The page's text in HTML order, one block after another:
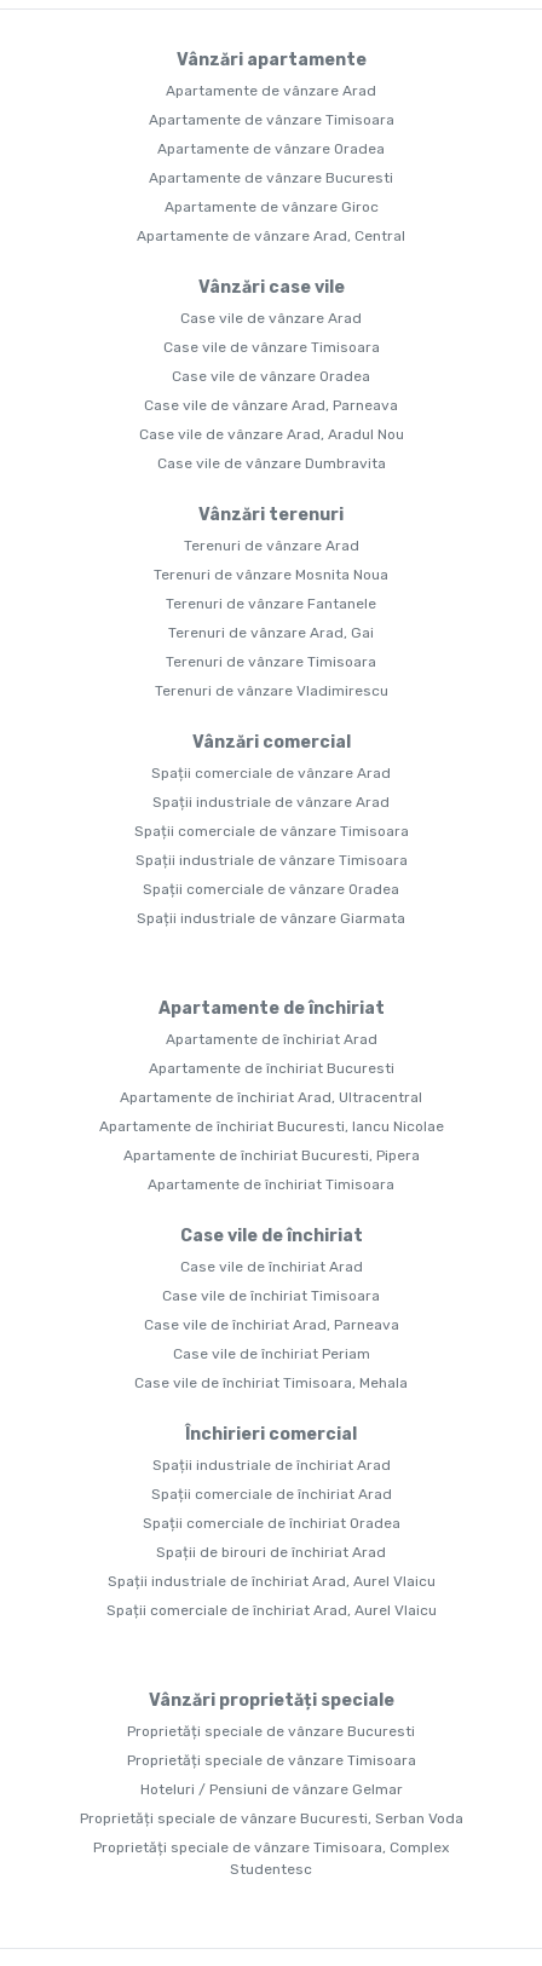
Vânzări apartamente
Apartamente de vânzare Arad
Apartamente de vânzare Timisoara
Apartamente de vânzare Oradea
Apartamente de vânzare Bucuresti
Apartamente de vânzare Giroc
Apartamente de vânzare Arad, Central
Vânzări case vile
Case vile de vânzare Arad
Case vile de vânzare Timisoara
Case vile de vânzare Oradea
Case vile de vânzare Arad, Parneava
Case vile de vânzare Arad, Aradul Nou
Case vile de vânzare Dumbravita
Vânzări terenuri
Terenuri de vânzare Arad
Terenuri de vânzare Mosnita Noua
Terenuri de vânzare Fantanele
Terenuri de vânzare Arad, Gai
Terenuri de vânzare Timisoara
Terenuri de vânzare Vladimirescu
Vânzări comercial
Spații comerciale de vânzare Arad
Spații industriale de vânzare Arad
Spații comerciale de vânzare Timisoara
Spații industriale de vânzare Timisoara
Spații comerciale de vânzare Oradea
Spații industriale de vânzare Giarmata
Apartamente de închiriat
Apartamente de închiriat Arad
Apartamente de închiriat Bucuresti
Apartamente de închiriat Arad, Ultracentral
Apartamente de închiriat Bucuresti, Iancu Nicolae
Apartamente de închiriat Bucuresti, Pipera
Apartamente de închiriat Timisoara
Case vile de închiriat
Case vile de închiriat Arad
Case vile de închiriat Timisoara
Case vile de închiriat Arad, Parneava
Case vile de închiriat Periam
Case vile de închiriat Timisoara, Mehala
Închirieri comercial
Spații industriale de închiriat Arad
Spații comerciale de închiriat Arad
Spații comerciale de închiriat Oradea
Spații de birouri de închiriat Arad
Spații industriale de închiriat Arad, Aurel Vlaicu
Spații comerciale de închiriat Arad, Aurel Vlaicu
Vânzări proprietăți speciale
Proprietăți speciale de vânzare Bucuresti
Proprietăți speciale de vânzare Timisoara
Hoteluri / Pensiuni de vânzare Gelmar
Proprietăți speciale de vânzare Bucuresti, Serban Voda
Proprietăți speciale de vânzare Timisoara, Complex
Studentesc